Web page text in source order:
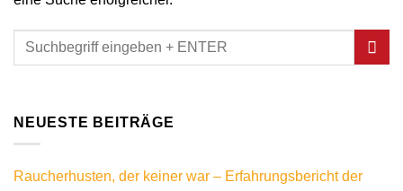
NEUESTE BEITRÄGE
Raucherhusten, der keiner war – Erfahrungsbericht der